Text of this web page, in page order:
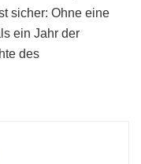
sicher: Ohne eine
ein Jahr der
des